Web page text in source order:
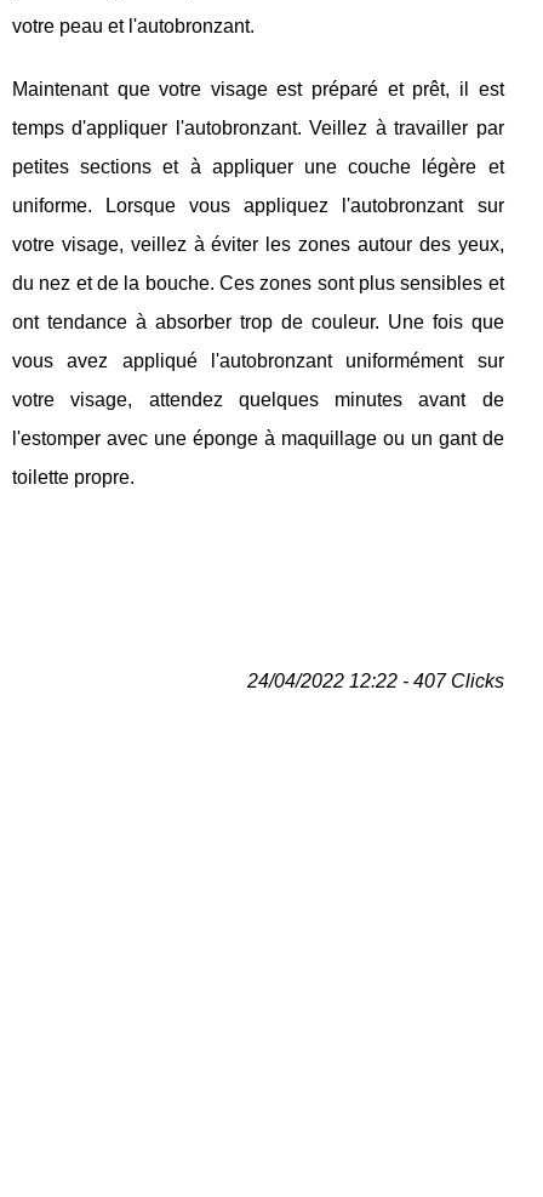
votre peau et l'autobronzant.
Maintenant que votre visage est préparé et prêt, il est
temps d'appliquer l'autobronzant. Veillez à travailler par
petites sections et à appliquer une couche légère et
uniforme. Lorsque vous appliquez l'autobronzant sur
votre visage, veillez à éviter les zones autour des yeux,
du nez et de la bouche. Ces zones sont plus sensibles et
ont tendance à absorber trop de couleur. Une fois que
vous avez appliqué l'autobronzant uniformément sur
votre visage, attendez quelques minutes avant de
l'estomper avec une éponge à maquillage ou un gant de
toilette propre.
24/04/2022 12:22 - 407 Clicks